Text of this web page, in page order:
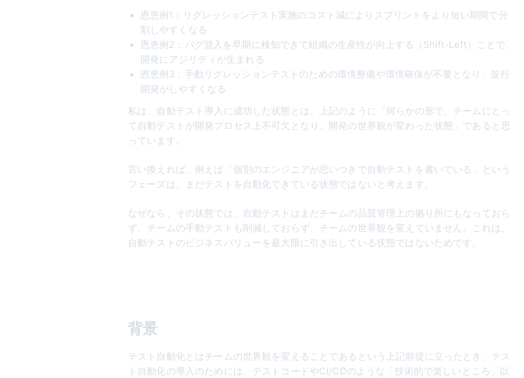
恩恵例1：リグレッションテスト実施のコスト減によりスプリントをより短い期間で分
割しやすくなる
恩恵例2：バグ混入を早期に検知できて組織の生産性が向上する（Shift-Left）ことで、
開発にアジリティが生まれる
恩恵例3：手動リグレッションテストのための環境整備や環境確保が不要となり、並行
開発がしやすくなる
私は、自動テスト導入に成功した状態とは、上記のように「何らかの形で、チームにとっ
て自動テストが開発プロセス上不可欠となり、開発の世界観が変わった状態」であると思
っています。
言い換えれば、例えば「個別のエンジニアが思いつきで自動テストを書いている」という
フェーズは、まだテストを自動化できている状態ではないと考えます。
なぜなら、その状態では、自動テストはまだチームの品質管理上の拠り所にもなっておら
ず、チームの手動テストも削減しておらず、チームの世界観を変えていません。これは、
自動テストのビジネスバリューを最大限に引き出している状態ではないためです。
背景
テスト自動化とはチームの世界観を変えることであるという上記前提に立ったとき、テス
ト自動化の導入のためには、テストコードやCI/CDのような「技術的で楽しいところ」以